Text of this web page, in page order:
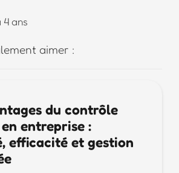
4 ans
aimer :
du contrôle
en entreprise :
efficacité et gestion